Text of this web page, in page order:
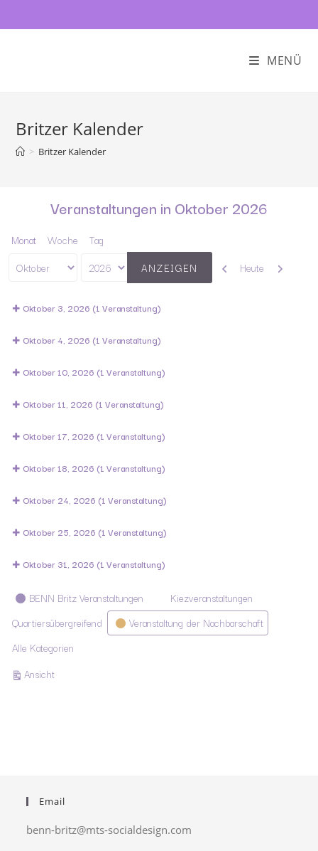
MENÜ
Britzer Kalender
> Britzer Kalender
Veranstaltungen in Oktober 2026
Monat Woche Tag
Monat
Jahr
Zurück
Heute Weiter
Oktober 3, 2026 (1 Veranstaltung)
Oktober 4, 2026 (1 Veranstaltung)
Oktober 10, 2026 (1 Veranstaltung)
Oktober 11, 2026 (1 Veranstaltung)
Oktober 17, 2026 (1 Veranstaltung)
Oktober 18, 2026 (1 Veranstaltung)
Oktober 24, 2026 (1 Veranstaltung)
Oktober 25, 2026 (1 Veranstaltung)
Oktober 31, 2026 (1 Veranstaltung)
Kategorien
BENN Britz Veranstaltungen
Kiezveranstaltungen
Quartiersübergreifend
Veranstaltung der Nachbarschaft
Alle Kategorien
Ansichtausdrucken
Email
benn-britz@mts-socialdesign.com